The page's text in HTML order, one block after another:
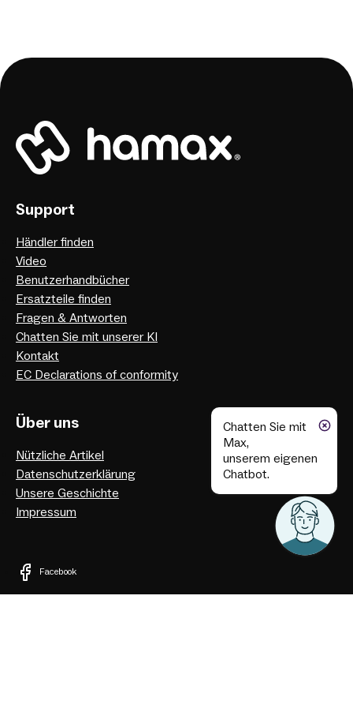
Chatten Sie mit
Max,
unserem eigenen
Chatbot.
Facebook
Support
Händler finden
Video
Benutzerhandbücher
Ersatzteile finden
Fragen & Antworten
Chatten Sie mit unserer KI
Kontakt
EC Declarations of conformity
Über uns
Nützliche Artikel
Datenschutzerklärung
Unsere Geschichte
Impressum